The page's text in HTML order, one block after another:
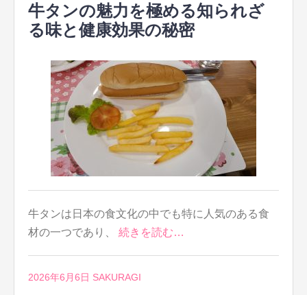
牛タンの魅力を極める知られざ
る味と健康効果の秘密
牛タンは日本の食文化の中でも特に人気のある食
材の一つであり、 続きを読む…
2026年6月6日 SAKURAGI